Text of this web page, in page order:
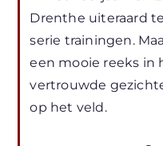
Drenthe uiteraard
serie trainingen.
een mooie reeks in
vertrouwde
op het veld.